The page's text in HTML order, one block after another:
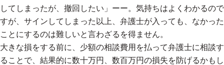
してしまったが、撤回したい」ーー。気持ちはよくわかるので
すが、サインしてしまった以上、弁護士が入っても、なかった
ことにするのは難しいと言わざるを得ません。
大きな損をする前に、少額の相談費用を払って弁護士に相談す
ることで、結果的に数十万円、数百万円の損失を防げるかもし